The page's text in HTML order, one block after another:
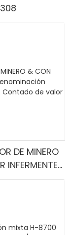
DE MINERO
INFERMENTE-
IR/UV/mg